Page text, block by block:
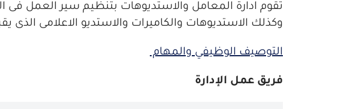
تقوم ادارة المعامل والاستديوهات بتنظيم سير العمل
وكذلك الاستديوهات والكاميرات والاستديو الاعلامى الذى
التوصيف الوظيفي والمهام
فريق عمل الإدارة